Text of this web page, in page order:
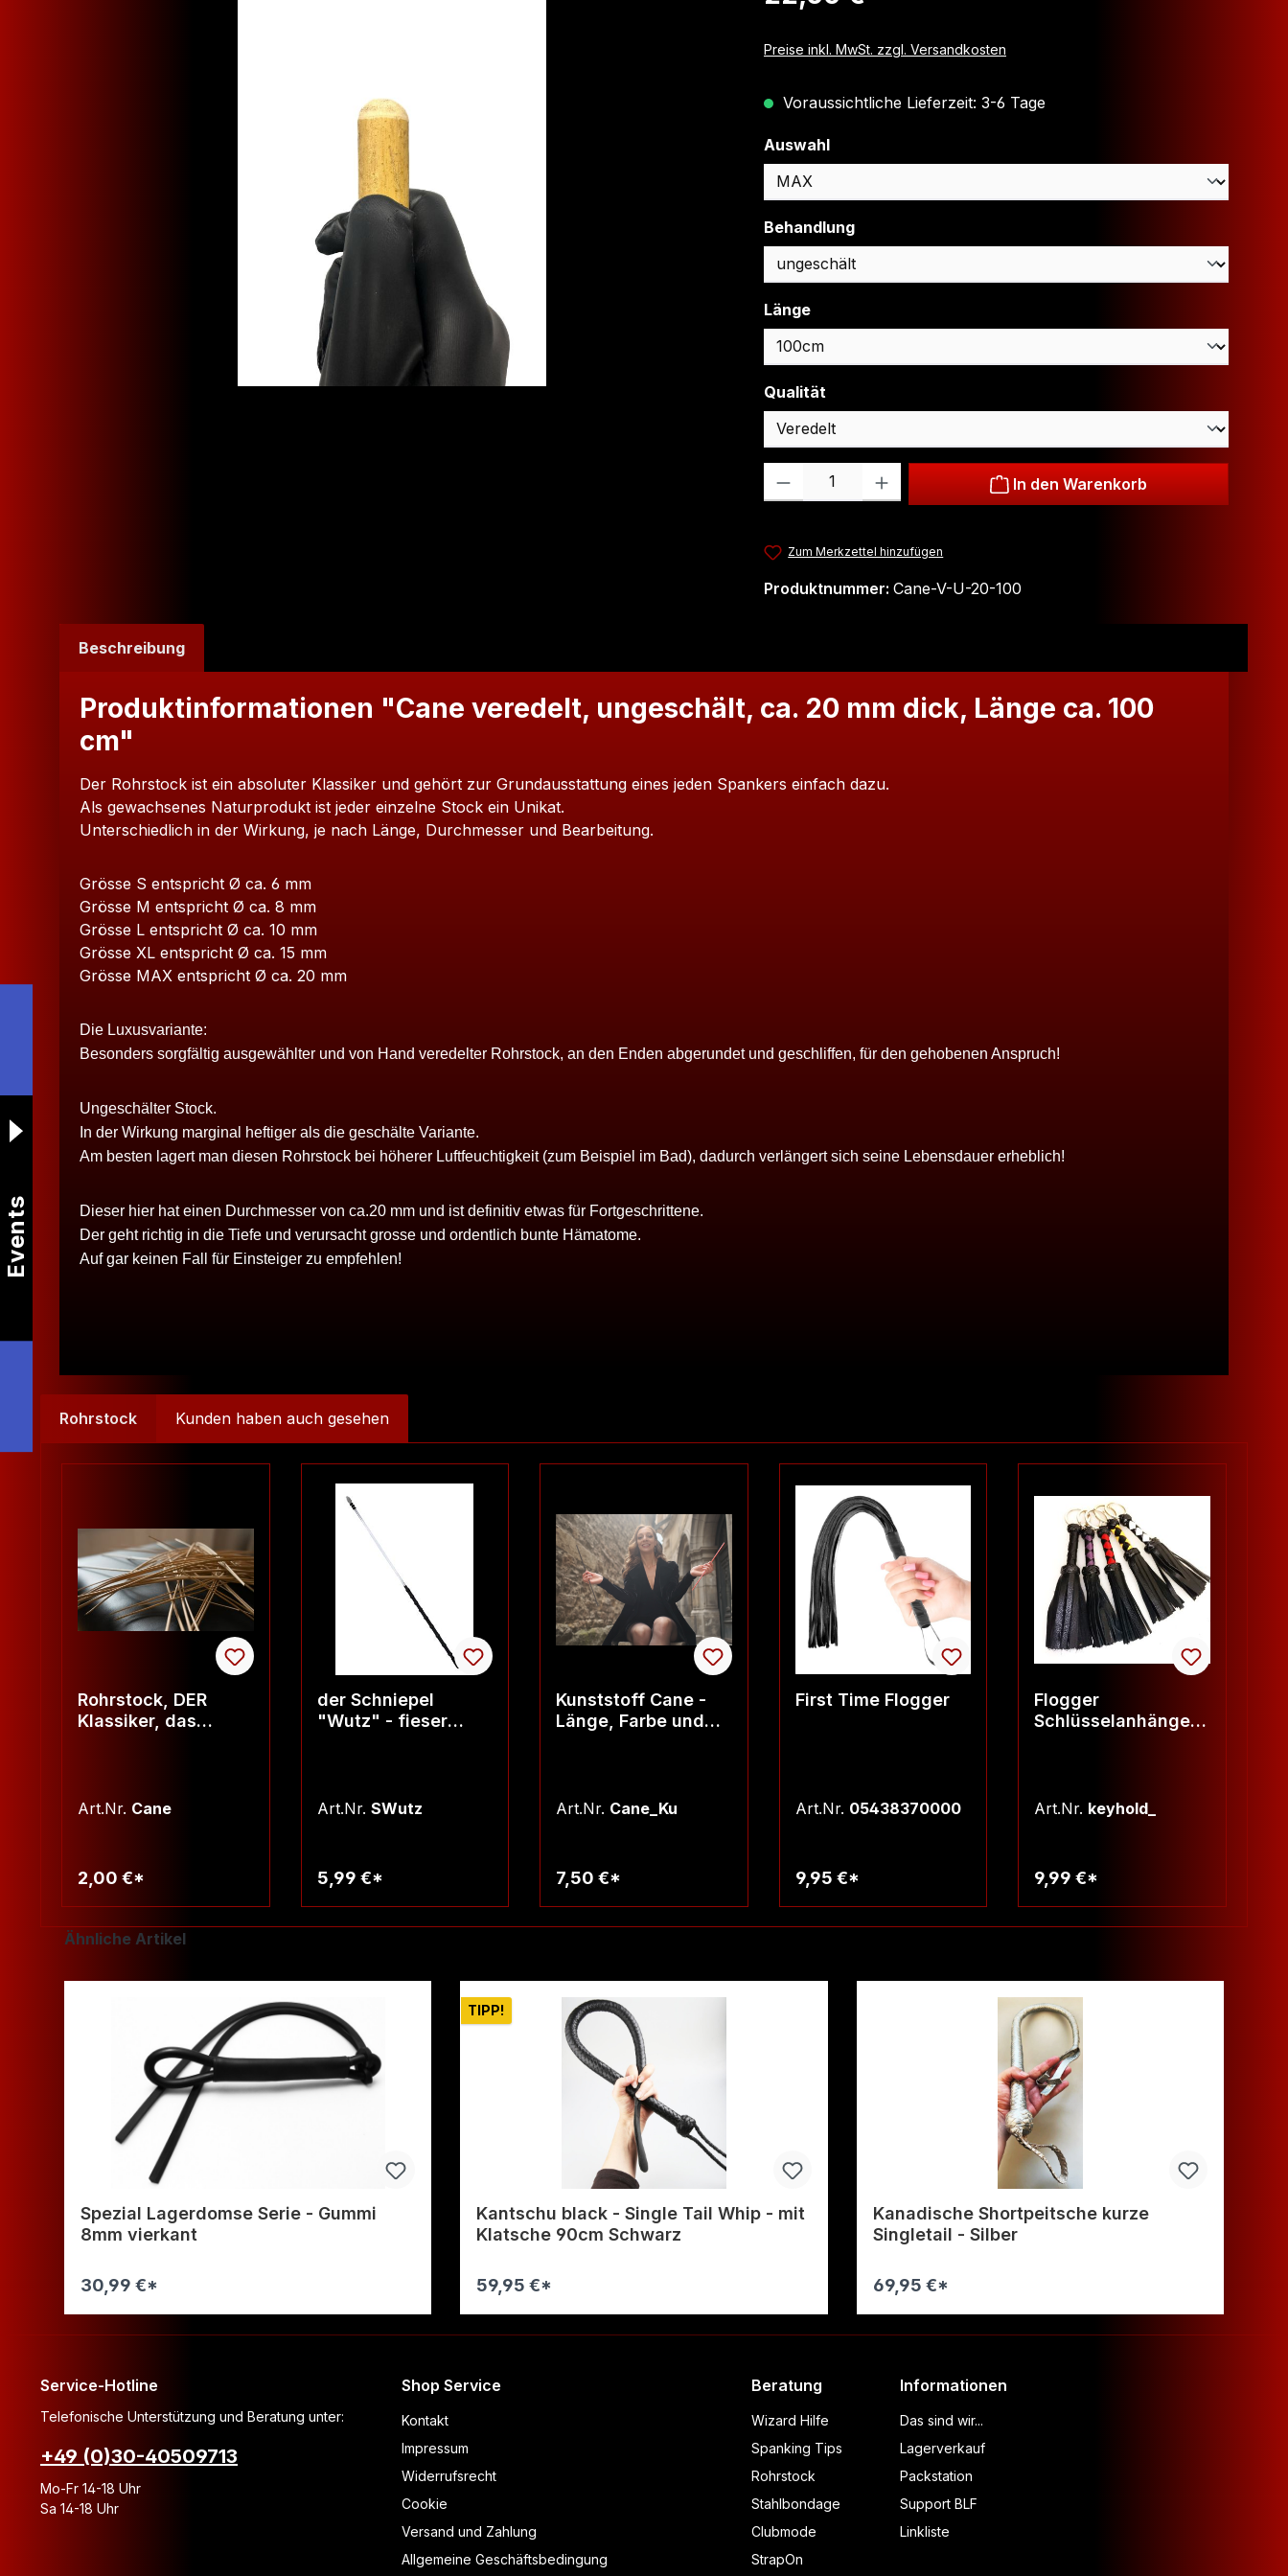
Preise inkl. MwSt. zzgl. Versandkosten
Voraussichtliche Lieferzeit: 3-6 Tage
Auswahlauswählen
Behandlungauswählen
Längeauswählen
Qualität
Produkt Anzahl: Gib den gewünschten Wert ein oder benutze die Schaltflächen
In den Warenkorb
Zum Merkzettel hinzufügen
Produktnummer: Cane-V-U-20-100
Beschreibung
Produktinformationen "Cane veredelt, ungeschält, ca. 20 mm dick, Länge ca. 100
cm"
Der Rohrstock ist ein absoluter Klassiker und gehört zur Grundausstattung eines jeden Spankers einfach dazu.
Als gewachsenes Naturprodukt ist jeder einzelne Stock ein Unikat.
Unterschiedlich in der Wirkung, je nach Länge, Durchmesser und Bearbeitung.
Grösse S entspricht Ø ca. 6 mm
Grösse M entspricht Ø ca. 8 mm
Grösse L entspricht Ø ca. 10 mm
Grösse XL entspricht Ø ca. 15 mm
Grösse MAX entspricht Ø ca. 20 mm
Die Luxusvariante:
Besonders sorgfältig ausgewählter und von Hand veredelter Rohrstock, an den Enden abgerundet und geschliffen, für den gehobenen Anspruch!
Ungeschälter Stock.
In der Wirkung marginal heftiger als die geschälte Variante.
Am besten lagert man diesen Rohrstock bei höherer Luftfeuchtigkeit (zum Beispiel im Bad), dadurch verlängert sich seine Lebensdauer erheblich!
Dieser hier hat einen Durchmesser von ca.20 mm und ist definitiv etwas für Fortgeschrittene.
Der geht richtig in die Tiefe und verursacht grosse und ordentlich bunte Hämatome.
Auf gar keinen Fall für Einsteiger zu empfehlen!
Rohrstock Kunden haben auch gesehen
Rohrstock, DER
Klassiker, das
Art.Nr. Cane
2,00 €*
der Schniepel
"Wutz" - fieser
Art.Nr. SWutz
5,99 €*
Kunststoff Cane -
Länge, Farbe und
Art.Nr. Cane_Ku
7,50 €*
First Time Flogger
Art.Nr. 05438370000
9,95 €*
Flogger
Schlüsselanhänger -
Art.Nr. keyhold_
9,99 €*
Produktgalerie überspringen
Ähnliche Artikel
Spezial Lagerdomse Serie - Gummi
8mm vierkant
30,99 €*
TIPP!
Kantschu black - Single Tail Whip - mit
Klatsche 90cm Schwarz
59,95 €*
Kanadische Shortpeitsche kurze
Singletail - Silber
69,95 €*
Service-Hotline
Telefonische Unterstützung und Beratung unter:
+49 (0)30-40509713
Mo-Fr 14-18 Uhr
Sa 14-18 Uhr
Shop Service
Kontakt
Impressum
Widerrufsrecht
Cookie
Versand und Zahlung
Allgemeine Geschäftsbedingung
Beratung
Wizard Hilfe
Spanking Tips
Rohrstock
Stahlbondage
Clubmode
StrapOn
Informationen
Das sind wir...
Lagerverkauf
Packstation
Support BLF
Linkliste
Events